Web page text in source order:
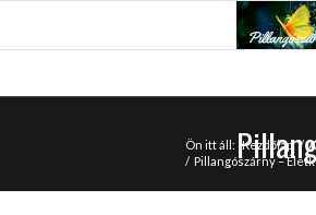
Ön itt áll: Kezdőlap /
/ Pillangószárny –